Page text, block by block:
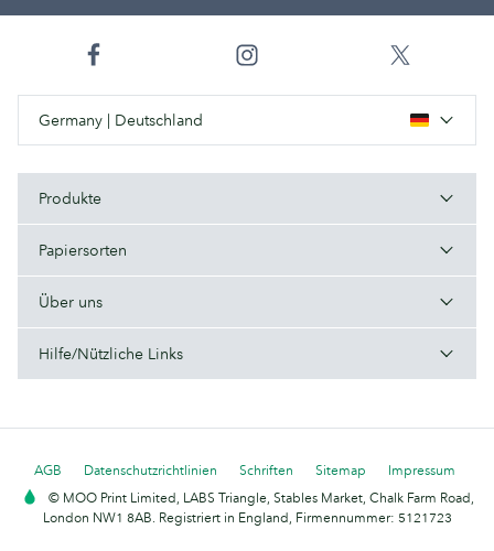
Germany | Deutschland
Produkte
Papiersorten
Über uns
Hilfe/Nützliche Links
AGB Datenschutzrichtlinien Schriften Sitemap
Impressum
© MOO Print Limited, LABS Triangle, Stables Market, Chalk Farm Road,
London NW1 8AB. Registriert in England, Firmennummer: 5121723